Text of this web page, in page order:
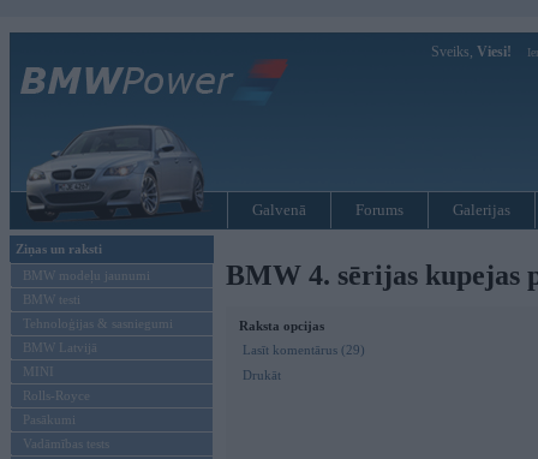
Sveiks, Viesi!
Galvenā Forums Galerijas
Ziņas un raksti
BMW modeļu jaunumi
BMW testi
Tehnoloģijas & sasniegumi
BMW Latvijā
MINI
Rolls-Royce
Pasākumi
Vadāmības tests
BMW 4. sērijas kupejas
Raksta opcijas
Lasīt komentārus (29)
Drukāt